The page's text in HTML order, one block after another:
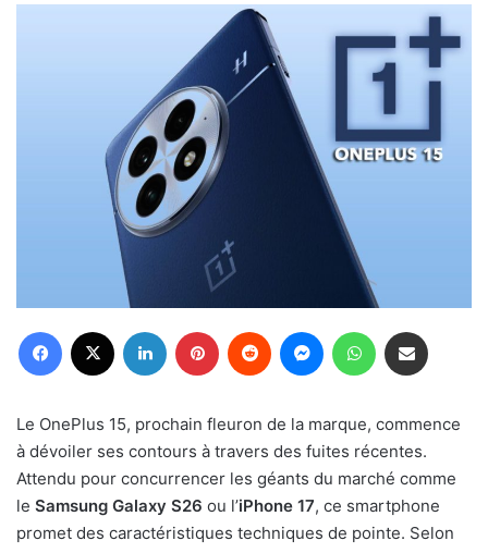
Facebook Linkedin Pinterest Reddit MessengerWhatsApp
Le OnePlus 15, prochain fleuron de la marque, commence
à dévoiler ses contours à travers des fuites récentes.
Attendu pour concurrencer les géants du marché comme
le Samsung Galaxy S26 ou l’iPhone 17, ce smartphone
promet des caractéristiques techniques de pointe. Selon